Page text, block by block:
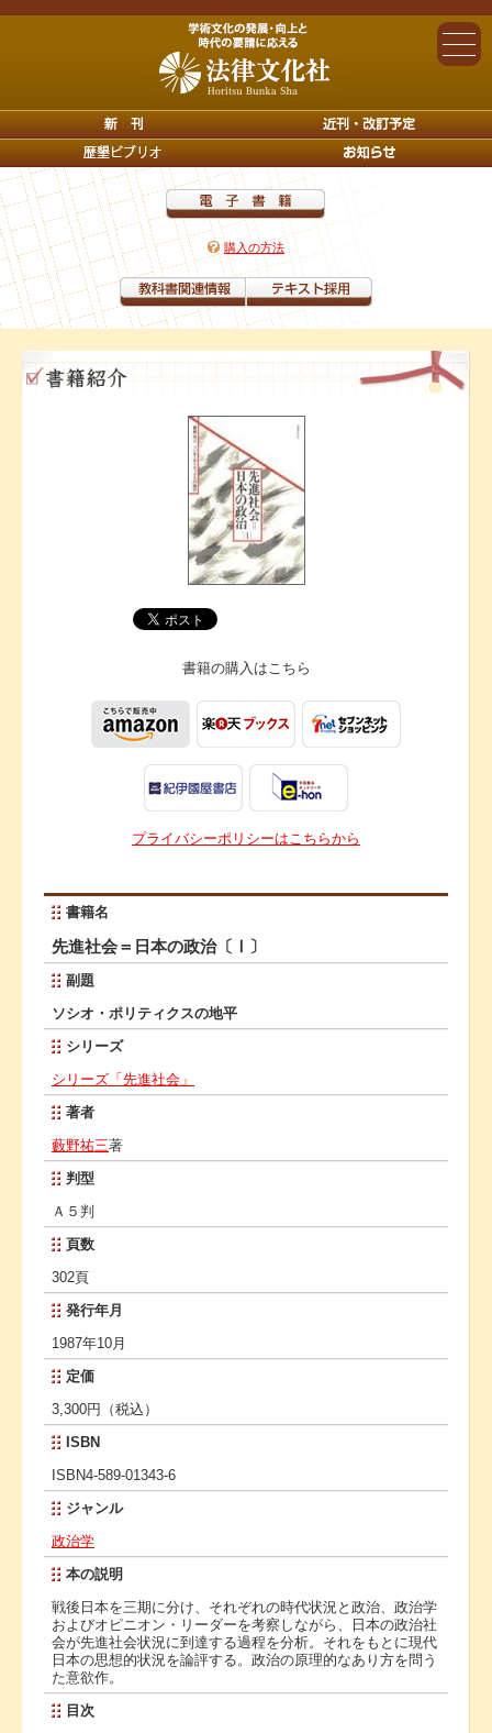
購入の方法
書籍の購入はこちら
プライバシーポリシーはこちらから
書籍名
先進社会＝日本の政治〔Ⅰ〕
副題
ソシオ・ポリティクスの地平
シリーズ
シリーズ「先進社会」
著者
藪野祐三著
判型
Ａ５判
頁数
302頁
発行年月
1987年10月
定価
3,300円（税込）
ISBN
ISBN4-589-01343-6
ジャンル
政治学
本の説明
戦後日本を三期に分け、それぞれの時代状況と政治、政治学
およびオピニオン・リーダーを考察しながら、日本の政治社
会が先進社会状況に到達する過程を分析。それをもとに現代
日本の思想的状況を論評する。政治の原理的なあり方を問う
た意欲作。
目次